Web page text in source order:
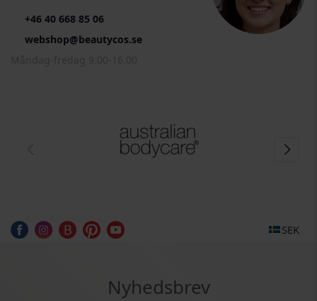
+46 40 668 85 06
webshop@beautycos.se
SEK
Nyhedsbrev